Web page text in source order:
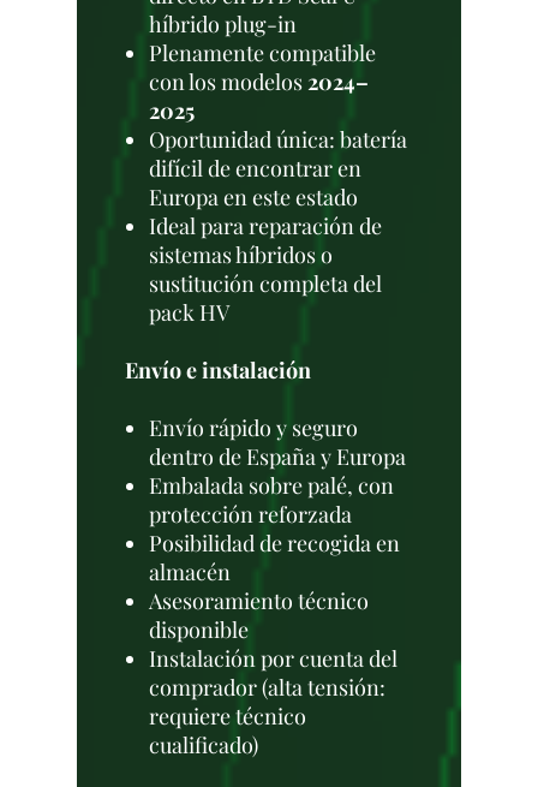
híbrido plug-in
Plenamente compatible
con los modelos2024–
2025
Oportunidad única: batería
difícil de encontrar en
Europa en este estado
Ideal para reparación de
sistemas híbridos o
sustitución completa del
pack HV
Envío e instalación
Envío rápido y seguro
dentro de España y Europa
Embalada sobre palé, con
protección reforzada
Posibilidad de recogida en
almacén
Asesoramiento técnico
disponible
Instalación por cuenta del
comprador (alta tensión:
requiere técnico
cualificado)